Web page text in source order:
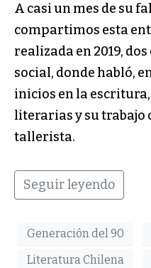
A casi un mes de su
compartimos esta
realizada en 2019,
social, donde habló,
inicios en la
literarias y su trabajo
tallerista.
Seguir leyendo
Generación del 90
Literatura Chilena